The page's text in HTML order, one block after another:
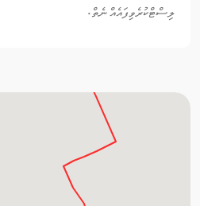
ލިސްޓްކުރެވިފައެއް ނެތް.